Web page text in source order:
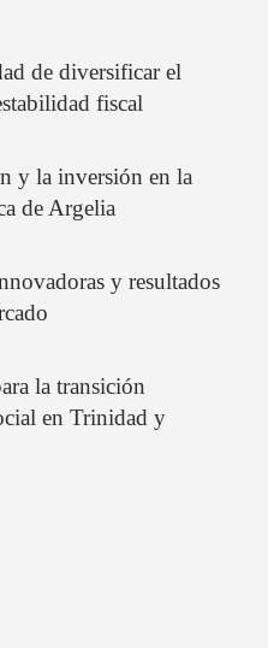
de diversificar el
fiscal
y la inversión en la
de Argelia
y resultados
la transición
en Trinidad y